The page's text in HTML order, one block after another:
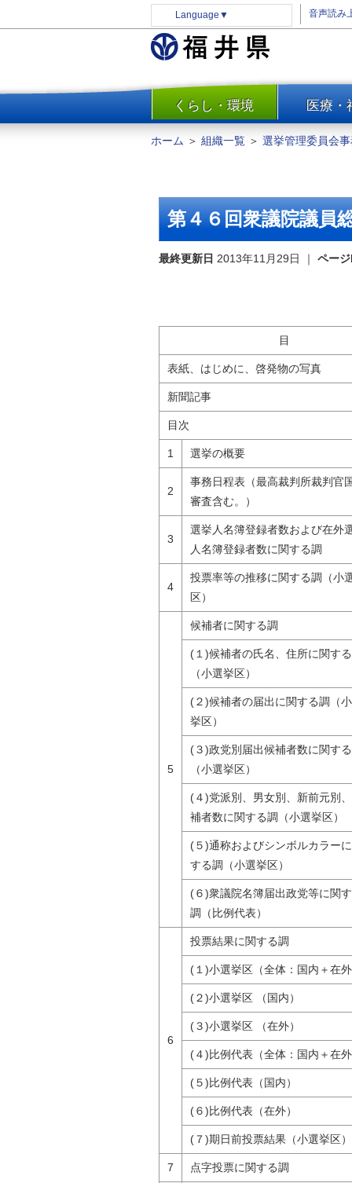
Language ▼ 音声読み
一覧
くらし・環境 医療・
防災
水道・エネルギー
住まい・土地
環境問題・廃棄物対策・リサ
イクル
自然
ホーム ＞ 組織一覧 ＞ 選挙管理委員会
第４６回衆議院議員
最終更新日 2013年11月29日 ｜ ペー
目
表紙、はじめに、啓発物の写真
新聞記事
目次
1 選挙の概要
2
事務日程表（最高裁判所裁判官
審査含む。）
3
選挙人名簿登録者数および在外
人名簿登録者数に関する調
4
投票率等の推移に関する調（小
区）
5
候補者に関する調
(１)候補者の氏名、住所に関す
（小選挙区）
(２)候補者の届出に関する調（
挙区）
(３)政党別届出候補者数に関す
（小選挙区）
(４)党派別、男女別、新前元別
補者数に関する調（小選挙区）
(５)通称およびシンボルカラー
する調（小選挙区）
(６)衆議院名簿届出政党等に関
調（比例代表）
6
投票結果に関する調
(１)小選挙区（全体：国内＋在外
(２)小選挙区 （国内）
(３)小選挙区 （在外）
(４)比例代表（全体：国内＋在外
(５)比例代表（国内）
(６)比例代表（在外）
(７)期日前投票結果（小選挙区）
7 点字投票に関する調